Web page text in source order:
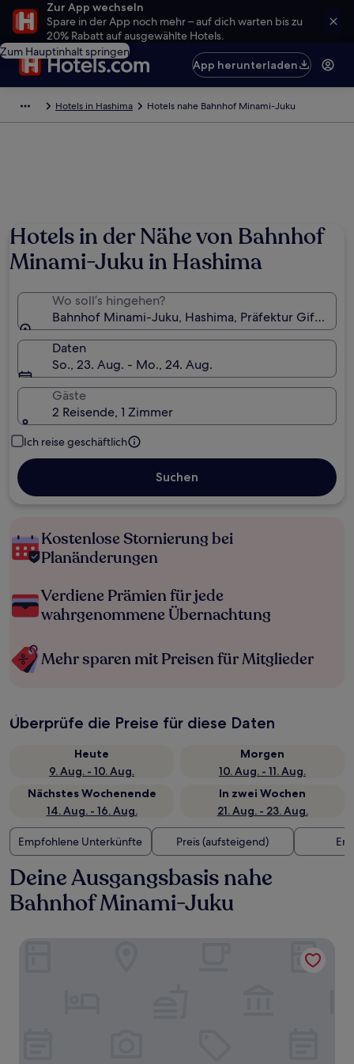
Zur App wechseln
Spare in der App noch mehr – auf dich warten bis zu
20% Rabatt auf ausgewählte Hotels.
Zum Hauptinhalt springen
App herunterladen
Hotels in Hashima Hotels nahe Bahnhof Minami-Juku
Hotels in der Nähe von Bahnhof
Minami-Juku in Hashima
Wo soll’s hingehen?
Bahnhof Minami-Juku, Hashima, Präfektur Gifu,
Daten
So., 23. Aug. - Mo., 24. Aug.
Gäste
2 Reisende, 1 Zimmer
Ich reise geschäftlich
Suchen
Kostenlose Stornierung bei
Planänderungen
Verdiene Prämien für jede
wahrgenommene Übernachtung
Mehr sparen mit Preisen für Mitglieder
Überprüfe die Preise für diese Daten
Heute
9. Aug. - 10. Aug.
Morgen
10. Aug. - 11. Aug.
Nächstes Wochenende
14. Aug. - 16. Aug.
In zwei Wochen
21. Aug. - 23. Aug.
Empfohlene Unterkünfte Preis (aufsteigend)
Deine Ausgangsbasis nahe
Bahnhof Minami-Juku